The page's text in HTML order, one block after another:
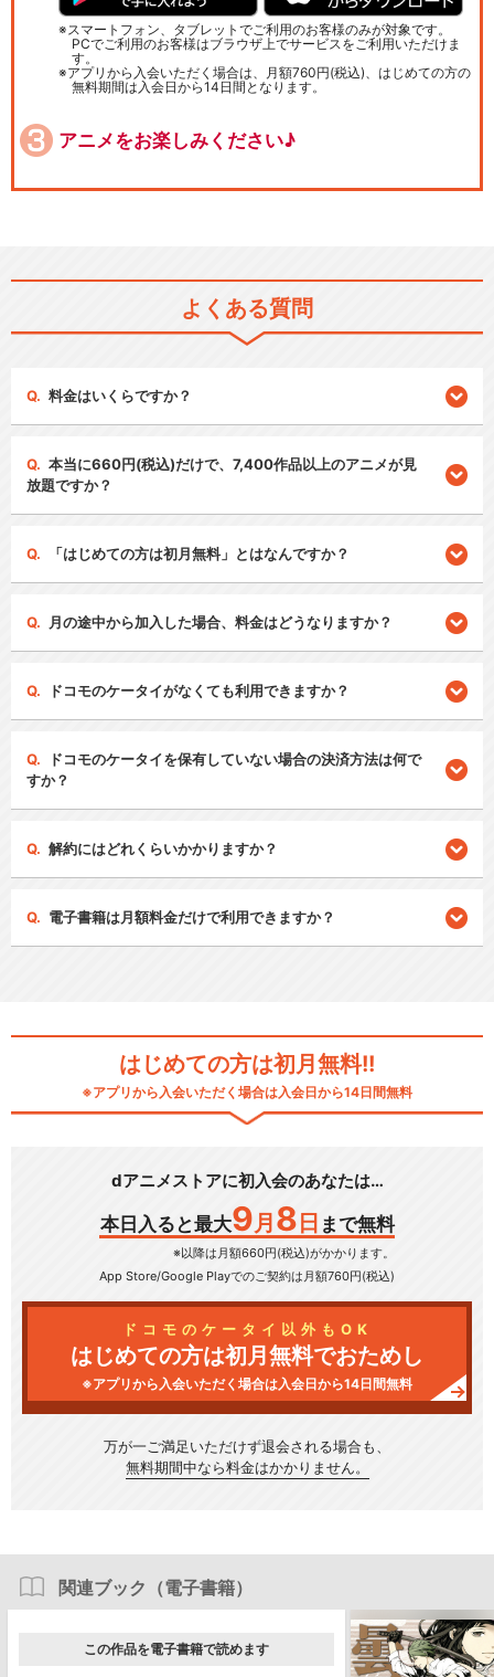
スマートフォン、タブレットでご利用のお客様のみが対象です。
PCでご利用のお客様はブラウザ上でサービスをご利用いただけま
す。
アプリから入会いただく場合は、月額760円(税込)、はじめての方の
無料期間は入会日から14日間となります。
アニメをお楽しみください♪
よくある質問
料金はいくらですか？
本当に660円(税込)だけで、7,400作品以上のアニメが見
放題ですか？
「はじめての方は初月無料」とはなんですか？
月の途中から加入した場合、料金はどうなりますか？
ドコモのケータイがなくても利用できますか？
ドコモのケータイを保有していない場合の決済方法は何で
すか？
解約にはどれくらいかかりますか？
電子書籍は月額料金だけで利用できますか？
はじめての方は初月無料!!
※アプリから入会いただく場合は入会日から14日間無料
dアニメストアに初入会のあなたは…
本日入ると最大9 月 8 日 まで無料
※以降は月額660円(税込)がかかります。
App Store/Google Playでのご契約は月額760円(税込)
ドコモのケータイ以外もOK
はじめての方は初月無料でおためし
※アプリから入会いただく場合は入会日から14日間無料
万が一ご満足いただけず退会される場合も、
無料期間中なら料金はかかりません。
関連ブック（電子書籍）
この作品を電子書籍で読めます